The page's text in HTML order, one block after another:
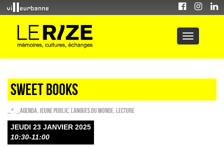
sweet books
_* _Agenda Jeune public Langues du monde Lecture
JEUDI 23 JANVIER 2025
10:30-11:00